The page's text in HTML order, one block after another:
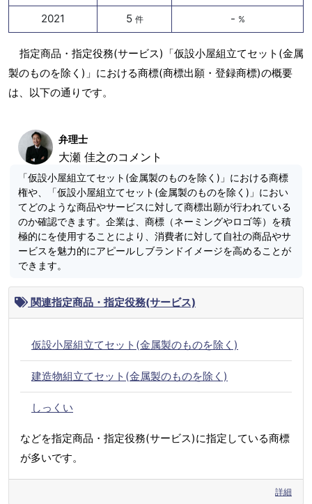
2021 5 件 - %
指定商品・指定役務(サービス)「仮設小屋組立てセット(金属
製のものを除く)」における商標(商標出願・登録商標)の概要
は、以下の通りです。
弁理士
大瀬 佳之のコメント
「仮設小屋組立てセット(金属製のものを除く)」における商標
権や、「仮設小屋組立てセット(金属製のものを除く)」におい
てどのような商品やサービスに対して商標出願が行われている
のか確認できます。企業は、商標（ネーミングやロゴ等）を積
極的にを使用することにより、消費者に対して自社の商品やサ
ービスを魅力的にアピールしブランドイメージを高めることが
できます。
関連指定商品・指定役務(サービス)
仮設小屋組立てセット(金属製のものを除く)
建造物組立てセット(金属製のものを除く)
しっくい
などを指定商品・指定役務(サービス)に指定している商標
が多いです。
詳細